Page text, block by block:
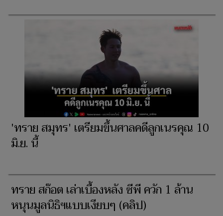
'ทราย สมุทร' เตรียมขึ้นศาลคดีลูกเนรคุณ 10
มิ.ย. นี้
ทราย สก๊อต เล่าเบื้องหลัง ซีพี ควัก 1 ล้าน
หนุนมูลนิธิฯแบบเงียบๆ (คลิป)